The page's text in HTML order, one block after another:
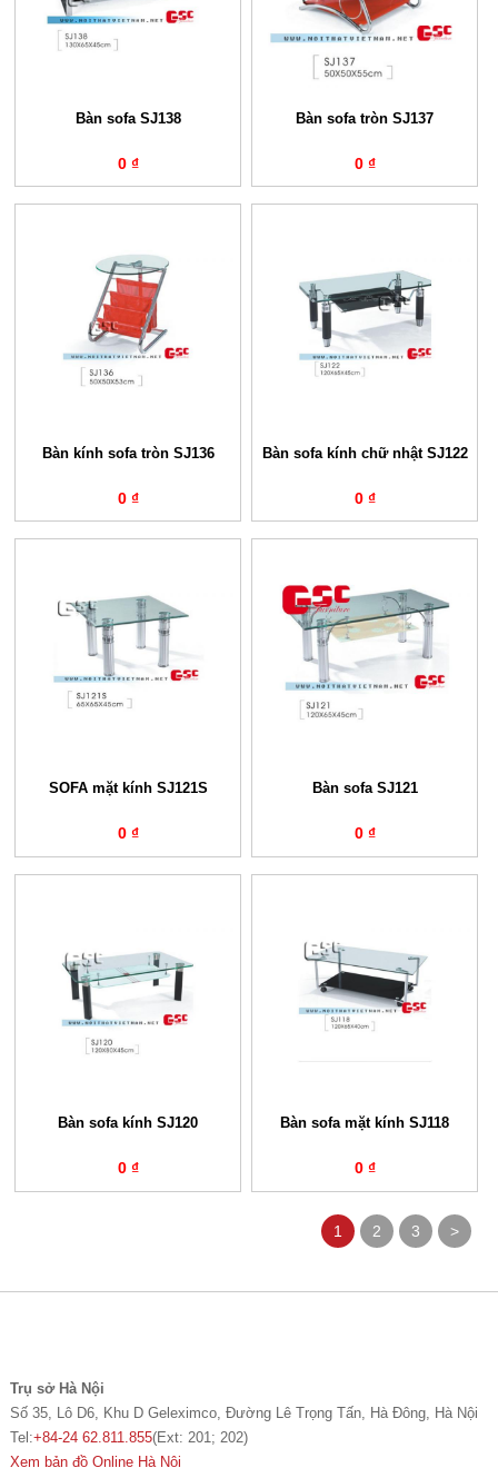
Bàn sofa SJ138
0 ₫
Bàn sofa tròn SJ137
0 ₫
Bàn kính sofa tròn SJ136
0 ₫
Bàn sofa kính chữ nhật SJ122
0 ₫
SOFA mặt kính SJ121S
0 ₫
Bàn sofa SJ121
0 ₫
Bàn sofa kính SJ120
0 ₫
Bàn sofa mặt kính SJ118
0 ₫
1 2 3 >
Trụ sở Hà Nội
Số 35, Lô D6, Khu D Geleximco, Đường Lê Trọng Tấn, Hà Đông, Hà Nội
Tel:+84-24 62.811.855(Ext: 201; 202)
Xem bản đồ Online Hà Nội